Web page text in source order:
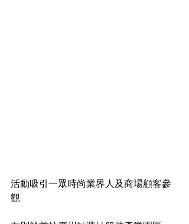
活動吸引一眾時尚業界人及商場顧客參
觀